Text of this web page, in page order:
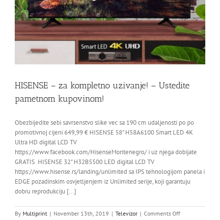
HISENSE – za kompletno uzivanje! – Ustedite
pametnom kupovinom!
Obezbijedite sebi savrsenstvo slike vec sa 190 cm udaljenosti po po
promotivnoj cijeni 649,99 € HISENSE 58" H58A6100 Smart LED 4K
Ultra HD digital LCD TV
https://www.facebook.com/HisenseMontenegro/ i uz njega dobijate
GRATIS HISENSE 32" H32B5500 LED digital LCD TV
https://www.hisense.rs/landing/unlimited sa IPS tehnologijom panela i
EDGE pozadinskim osvjetljenjem iz Unlimited serije, koji garantuju
dobru reprodukciju [...]
By Multiprint | November 13th, 2019 | Televizor | Comments Offon